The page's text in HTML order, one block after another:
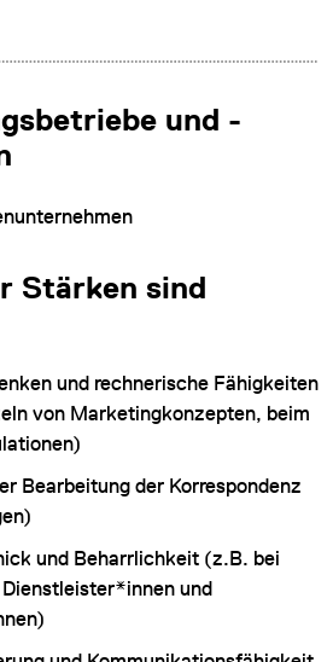
und -
Stärken sind
und rechnerische Fähigkeiten
von Marketingkonzepten, beim
Bearbeitung der Korrespondenz
und Beharrlichkeit (z.B. bei
und